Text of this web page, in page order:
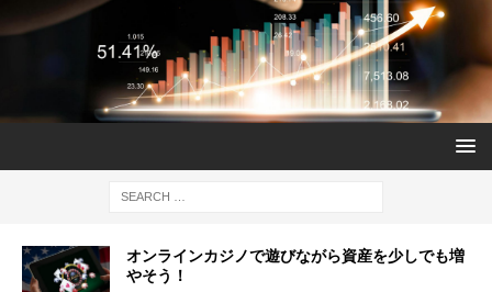
オンラインカジノで遊びながら資産を少しでも増
やそう！